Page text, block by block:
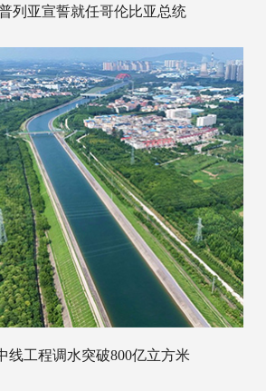
列亚宣誓就任哥伦比亚总统
线工程调水突破800亿立方米